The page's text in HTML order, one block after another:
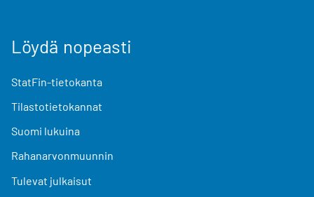
Löydä nopeasti
StatFin-tietokanta
Tilastotietokannat
Suomi lukuina
Rahanarvonmuunnin
Tulevat julkaisut